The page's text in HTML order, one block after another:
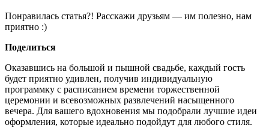
Понравилась статья?! Расскажи друзьям — им полезно, нам
приятно :)
Поделиться
Оказавшись на большой и пышной свадьбе, каждый гость
будет приятно удивлен, получив индивидуальную
программку с расписанием времени торжественной
церемонии и всевозможных развлечений насыщенного
вечера. Для вашего вдохновения мы подобрали лучшие идеи
оформления, которые идеально подойдут для любого стиля.